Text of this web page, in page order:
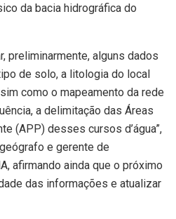
da bacia hidrográfica do
preliminarmente, alguns dados
de solo, a litologia do local
como o mapeamento da rede
a delimitação das Áreas
(APP) desses cursos d’água”,
e gerente de
afirmando ainda que o próximo
das informações e atualizar